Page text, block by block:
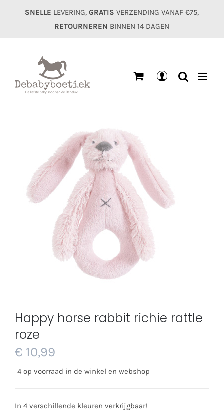
SNELLE LEVERING, GRATIS VERZENDING VANAF €75,
RETOURNEREN BINNEN 14 DAGEN
Happy horse rabbit richie rattle
roze
€ 10,99
4 op voorraad in de winkel en webshop
In 4 verschillende kleuren verkrijgbaar!